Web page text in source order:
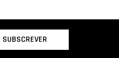
SUBSCREVER